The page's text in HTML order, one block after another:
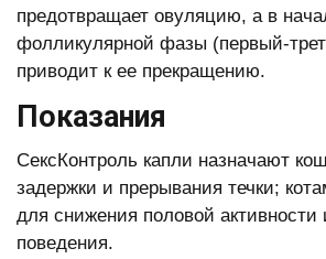
предотвращает овуляцию, а в
фолликулярной фазы (первый-
приводит к ее прекращению.
Показания
СексКонтроль капли назначают
задержки и прерывания течки;
для снижения половой активности
поведения.